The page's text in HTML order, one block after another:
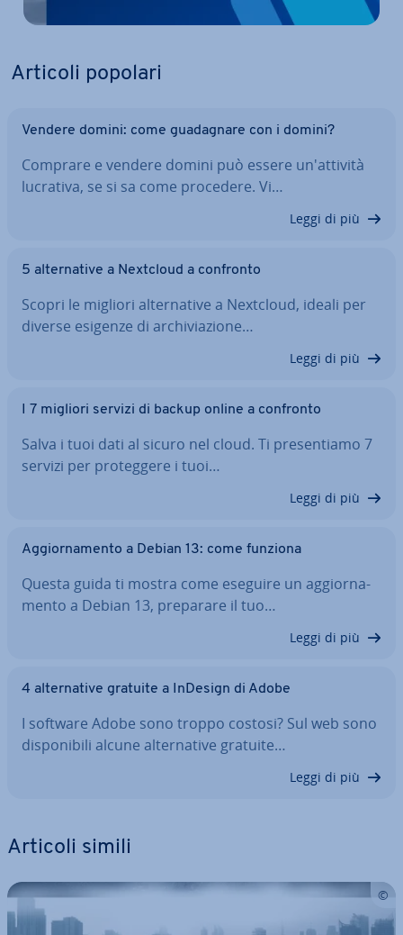
Articoli popolari
Vendere domini: come gua­da­gna­re con i domini?
Comprare e vendere domini può essere un'at­ti­vi­tà
lucrativa, se si sa come procedere. Vi…
Leggi di più
5 al­ter­na­ti­ve a Nextcloud a confronto
Scopri le migliori al­ter­na­ti­ve a Nextcloud, ideali per
diverse esigenze di ar­chi­via­zio­ne…
Leggi di più
I 7 migliori servizi di backup online a confronto
Salva i tuoi dati al sicuro nel cloud. Ti pre­sen­tia­mo 7
servizi per pro­teg­ge­re i tuoi…
Leggi di più
Ag­gior­na­men­to a Debian 13: come funziona
Questa guida ti mostra come eseguire un ag­gior­na­
men­to a Debian 13, preparare il tuo…
Leggi di più
4 al­ter­na­ti­ve gratuite a InDesign di Adobe
I software Adobe sono troppo costosi? Sul web sono
di­spo­ni­bi­li alcune al­ter­na­ti­ve gratuite…
Leggi di più
Articoli simili